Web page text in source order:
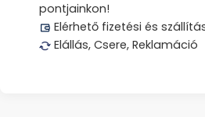
pontjainkon!
Elérhető fizetési és
Elállás, Csere, Reklamáció